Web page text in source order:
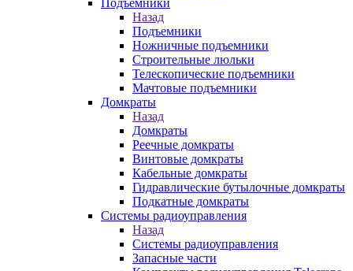
Подъемники
Назад
Подъемники
Ножничные подъемники
Строительные люльки
Телескопические подъемники
Мачтовые подъемники
Домкраты
Назад
Домкраты
Реечные домкраты
Винтовые домкраты
Кабельные домкраты
Гидравлические бутылочные домкраты
Подкатные домкраты
Системы радиоуправления
Назад
Системы радиоуправления
Запасные части